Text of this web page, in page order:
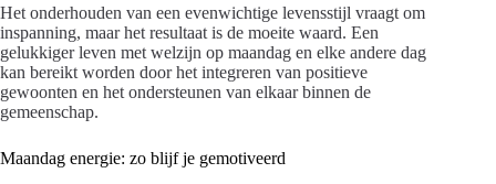
Het onderhouden van een evenwichtige levensstijl vraagt om
inspanning, maar het resultaat is de moeite waard. Een
gelukkiger leven met welzijn op maandag en elke andere dag
kan bereikt worden door het integreren van positieve
gewoonten en het ondersteunen van elkaar binnen de
gemeenschap.
Maandag energie: zo blijf je gemotiveerd